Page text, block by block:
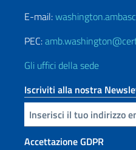
E-mail:
PEC:
Gli uffici della sede
Iscriviti alla nostra
Inserisci la tua email
Accettazione GDPR